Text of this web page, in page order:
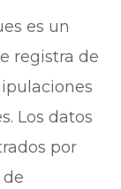
es un
registra de
Los datos
por